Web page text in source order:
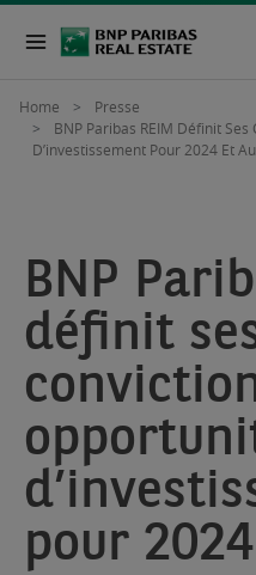
Home
Presse
BNP Paribas REIM Définit
D’investissement Pour 2024 Et
BNP
définit
pour